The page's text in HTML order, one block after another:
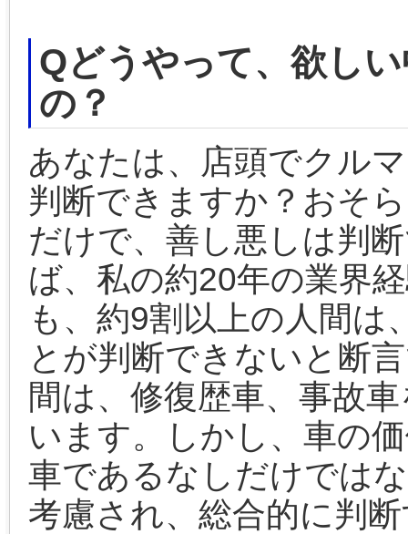
Qどうやって、欲し
の？
あなたは、店頭でクル
判断できますか？おそ
だけで、善し悪しは判
ば、私の約20年の業界
も、約9割以上の人間は
とが判断できないと断
間は、修復歴車、事故
います。しかし、車の
車であるなしだけでは
考慮され、総合的に判